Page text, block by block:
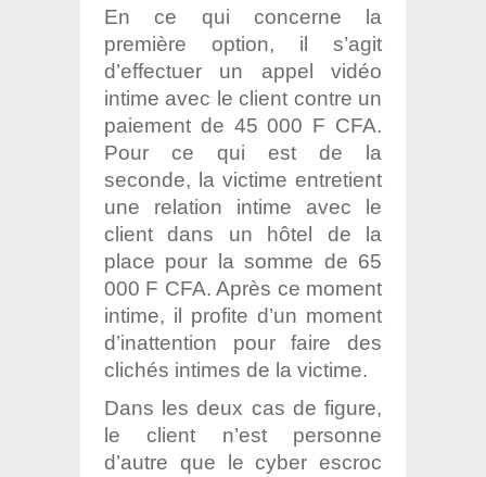
En ce qui concerne la
première option, il s’agit
d’effectuer un appel vidéo
intime avec le client contre un
paiement de 45 000 F CFA.
Pour ce qui est de la
seconde, la victime entretient
une relation intime avec le
client dans un hôtel de la
place pour la somme de 65
000 F CFA. Après ce moment
intime, il profite d’un moment
d’inattention pour faire des
clichés intimes de la victime.
Dans les deux cas de figure,
le client n’est personne
d’autre que le cyber escroc